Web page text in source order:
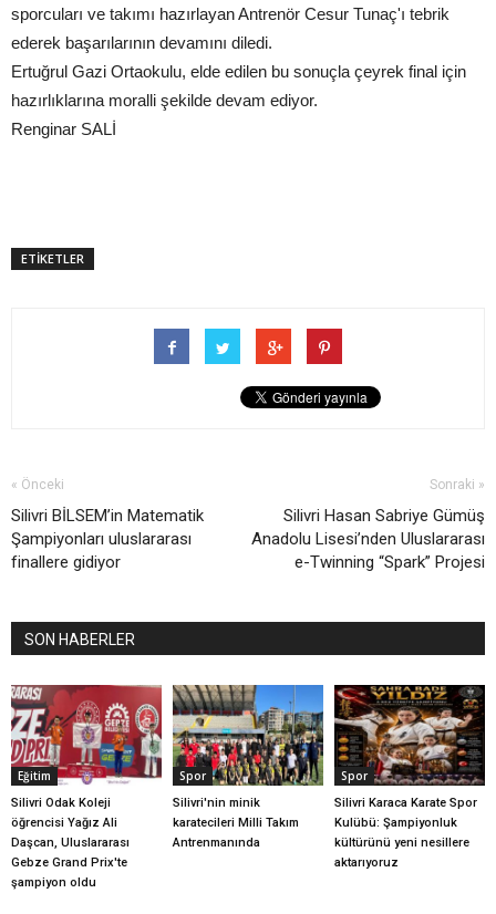
sporcuları ve takımı hazırlayan Antrenör Cesur Tunaç'ı tebrik
ederek başarılarının devamını diledi.
Ertuğrul Gazi Ortaokulu, elde edilen bu sonuçla çeyrek final için
hazırlıklarına moralli şekilde devam ediyor.
Renginar SALİ
ETİKETLER
« Önceki
Silivri BİLSEM’in Matematik
Şampiyonları uluslararası
finallere gidiyor
Sonraki »
Silivri Hasan Sabriye Gümüş
Anadolu Lisesi’nden Uluslararası
e-Twinning “Spark” Projesi
SON HABERLER
Eğitim
Silivri Odak Koleji
öğrencisi Yağız Ali
Daşcan, Uluslararası
Gebze Grand Prix'te
şampiyon oldu
Spor
Silivri'nin minik
karatecileri Milli Takım
Antrenmanında
Spor
Silivri Karaca Karate Spor
Kulübü: Şampiyonluk
kültürünü yeni nesillere
aktarıyoruz